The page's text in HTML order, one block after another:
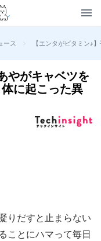
ース > 【エンタがビタミン♪
やがキャベツを
に起こった異
りだすと止まらない
ことにハマって毎日